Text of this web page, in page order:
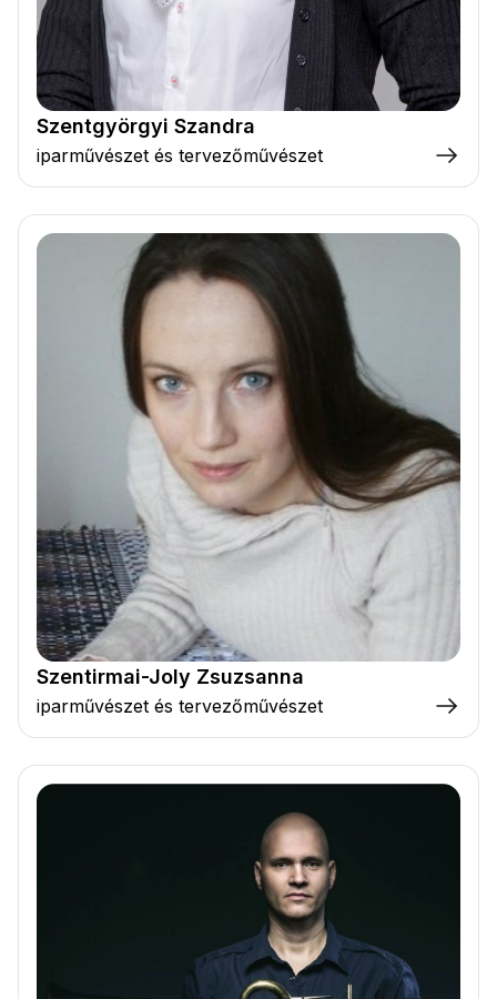
Szentgyörgyi Szandra
iparművészet és tervezőművészet
Szentirmai-Joly Zsuzsanna
iparművészet és tervezőművészet